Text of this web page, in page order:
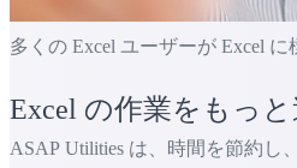
多くの Excel ユーザーが Excel
Excel の作業をもっ
ASAP Utilities は、時間を節約し